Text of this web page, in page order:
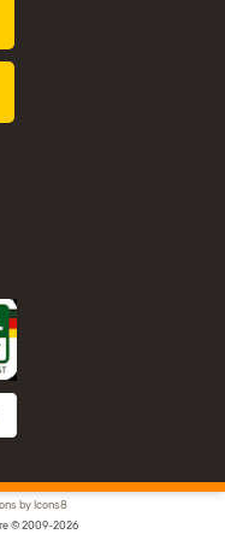
by Icons8
© 2009-2026